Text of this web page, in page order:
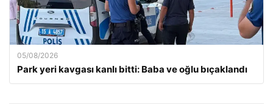
05/08/2026
Park yeri kavgası kanlı bitti: Baba ve oğlu bıçaklandı